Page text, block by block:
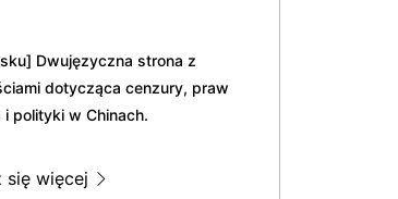
Dwujęzyczna strona z
dotycząca cenzury, praw
i polityki w Chinach.
się więcej